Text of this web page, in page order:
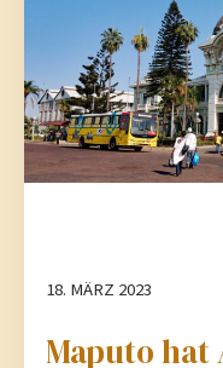
18. MÄRZ 2023
Maputo hat